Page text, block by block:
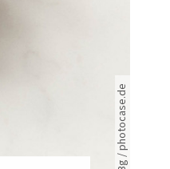
Rote leere Sitzreihen
al3g / photocase.de